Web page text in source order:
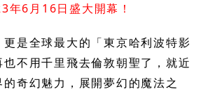
年6月16日盛大開幕！
是全球最大的「東京哈利波特影
不用千里飛去倫敦朝聖了，就近
奇幻魅力，展開夢幻的魔法之